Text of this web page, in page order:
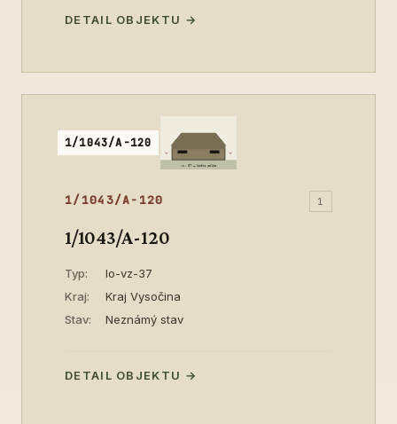
DETAIL OBJEKTU →
1/1043/A-120
1/1043/A-120 1
1/1043/A-120
Typ:
lo-vz-37
Kraj:
Kraj Vysočina
Stav:
Neznámý stav
DETAIL OBJEKTU →